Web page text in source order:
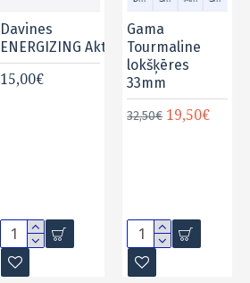
Davines
ENERGIZING Aktīvās enerģijas
15,00€
Gama
Tourmaline
lokšķēres
33mm
32,50€ 19,50€